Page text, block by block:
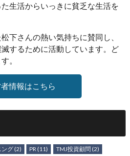
生活からいっきに貧乏な生活を
下さんの熱い気持ちに賛同し、
するために活動しています。ど
。
情報はこちら
ング (2) PR (11) TMJ投資顧問 (2)